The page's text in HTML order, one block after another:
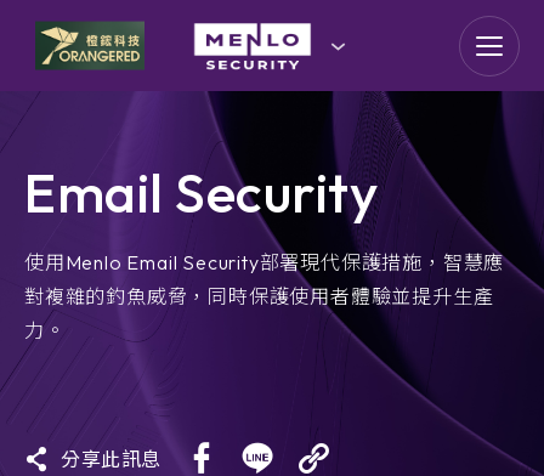
N-Partner
TeamT5 杜浦數位安全
QSAN 廣盛科技
SSH Communications
Email Security
使用Menlo Email Security部署現代保護措施，智慧應
對複雜的釣魚威脅，同時保護使用者體驗並提升生產
力。
分享此訊息